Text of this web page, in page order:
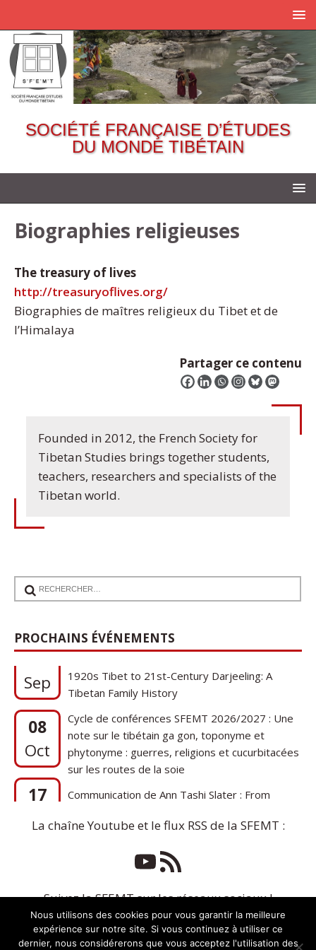
SOCIÉTÉ FRANÇAISE D’ÉTUDES
DU MONDE TIBÉTAIN
Biographies religieuses
The treasury of lives
http://treasuryoflives.org/
Biographies de maîtres religieux du Tibet et de
l’Himalaya
Partager ce contenu
Founded in 2012, the French Society for
Tibetan Studies brings together students,
teachers, researchers and specialists of the
Tibetan world.
PROCHAINS ÉVÉNEMENTS
17
Communication de Ann Tashi Slater : From
Tibetan Family History
08
Oct
note sur le tibétain ga gon, toponyme et
phytonyme : guerres, religions et cucurbitacées
sur les routes de la soie
17
Sep
1920s Tibet to 21st-Century Darjeeling: A
La chaîne Youtube et le flux RSS de la SFEMT :
Suivez la SFEMT sur les réseaux sociaux !
Nous utilisons des cookies pour vous garantir la meilleure
expérience sur notre site. Si vous continuez à utiliser ce
dernier, nous considérerons que vous acceptez l'utilisation des